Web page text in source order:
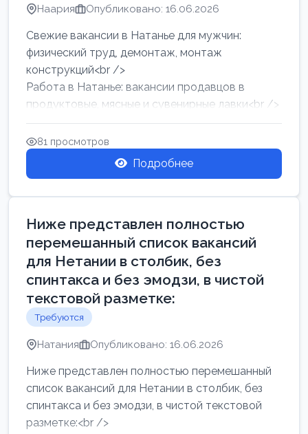
Наария Опубликовано: 16.06.2026
Свежие вакансии в Натанье для мужчин:
физический труд, демонтаж, монтаж
конструкций<br />
Работа в Натанье: вакансии продавцов в
продуктовые, мясные и сувенирные лавки<br />
Разнорабочий на сборку м...
81 просмотров
Подробнее
Ниже представлен полностью
перемешанный список вакансий
для Нетании в столбик, без
спинтакса и без эмодзи, в чистой
текстовой разметке:
Требуются
Натания Опубликовано: 16.06.2026
Ниже представлен полностью перемешанный
список вакансий для Нетании в столбик, без
спинтакса и без эмодзи, в чистой текстовой
разметке:<br />